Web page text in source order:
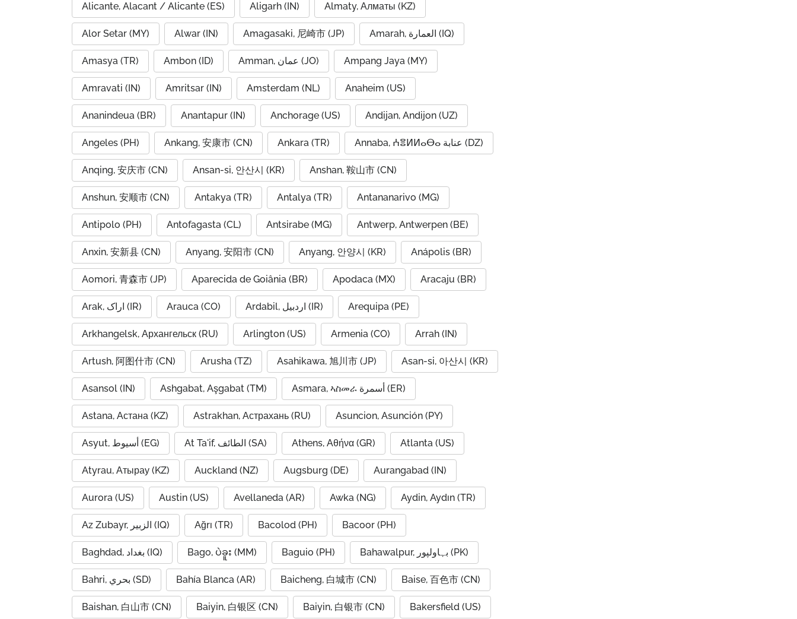
Alicante, Alacant / Alicante (ES) Aligarh (IN) Almaty, Алматы (KZ)
Alor Setar (MY) Alwar (IN) Amagasaki, 尼崎市 (JP) Amarah, العمارة (IQ)
Amasya (TR) Ambon (ID) Amman, عمان (JO) Ampang Jaya (MY)
Amravati (IN) Amritsar (IN) Amsterdam (NL) Anaheim (US)
Ananindeua (BR) Anantapur (IN) Anchorage (US) Andijan, Andijon (UZ)
Angeles (PH) Ankang, 安康市 (CN) Ankara (TR) Annaba, ⵄⴻⵍⵍⴰⴱⴰ عنابة (DZ)
Anqing, 安庆市 (CN) Ansan-si, 안산시 (KR) Anshan, 鞍山市 (CN)
Anshun, 安顺市 (CN) Antakya (TR) Antalya (TR) Antananarivo (MG)
Antipolo (PH) Antofagasta (CL) Antsirabe (MG) Antwerp, Antwerpen (BE)
Anxin, 安新县 (CN) Anyang, 安阳市 (CN) Anyang, 안양시 (KR) Anápolis (BR)
Aomori, 青森市 (JP) Aparecida de Goiânia (BR) Apodaca (MX) Aracaju (BR)
Arak, اراک (IR) Arauca (CO) Ardabil, اردبیل (IR) Arequipa (PE)
Arkhangelsk, Архангельск (RU) Arlington (US) Armenia (CO) Arrah (IN)
Artush, 阿图什市 (CN) Arusha (TZ) Asahikawa, 旭川市 (JP) Asan-si, 아산시 (KR)
Asansol (IN) Ashgabat, Aşgabat (TM) Asmara, ኣስመራ أسمرة (ER)
Astana, Астана (KZ) Astrakhan, Астрахань (RU) Asuncion, Asunción (PY)
Asyut, أسيوط (EG) At Ta'if, الطائف (SA) Athens, Αθήνα (GR) Atlanta (US)
Atyrau, Атырау (KZ) Auckland (NZ) Augsburg (DE) Aurangabad (IN)
Aurora (US) Austin (US) Avellaneda (AR) Awka (NG) Aydin, Aydın (TR)
Az Zubayr, الزبير (IQ) Ağrı (TR) Bacolod (PH) Bacoor (PH)
Baghdad, بغداد (IQ) Bago, ပဲခူး (MM) Baguio (PH) Bahawalpur, بہاولپور (PK)
Bahri, بحري (SD) Bahía Blanca (AR) Baicheng, 白城市 (CN) Baise, 百色市 (CN)
Baishan, 白山市 (CN) Baiyin, 白银区 (CN) Baiyin, 白银市 (CN) Bakersfield (US)